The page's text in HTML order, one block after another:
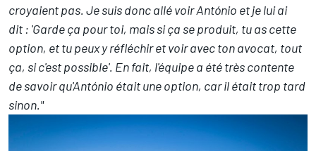
croyaient pas. Je suis donc allé voir António et je lui ai
dit : 'Garde ça pour toi, mais si ça se produit, tu as cette
option, et tu peux y réfléchir et voir avec ton avocat, tout
ça, si c'est possible'. En fait, l'équipe a été très contente
de savoir qu'António était une option, car il était trop tard
sinon."